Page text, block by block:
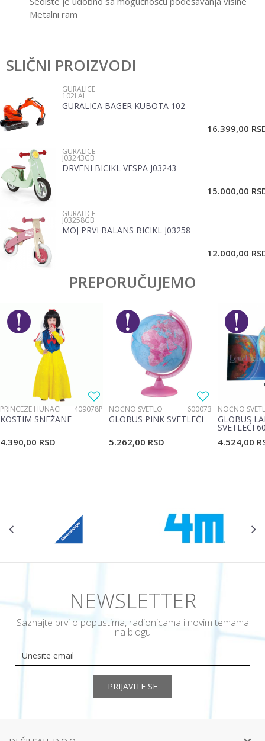
Metalni ram
Ime/Nadimak
Email
Poruka
SLIČNI PROIZVODI
GURALICE
102LAL
GURALICA BAGER KUBOTA 102
16.399,00
GURALICE
J03243GB
DRVENI BICIKL VESPA J03243
15.000,00
GURALICE
J03258GB
MOJ PRVI BALANS BICIKL J03258
12.000,00
PREPORUČUJEMO
PRINCEZE I JUNACI 409078P
KOSTIM SNEŽANE
4.390,00 RSD
NOĆNO SVETLO 600073
GLOBUS PINK SVETLEĆI
5.262,00 RSD
NOĆNO
GLOBUS
SVETLEĆI
4.524,00
NEWSLETTER
Saznajte prvi o popustima, radionicama i novim temama
na blogu
PRIJAVITE SE